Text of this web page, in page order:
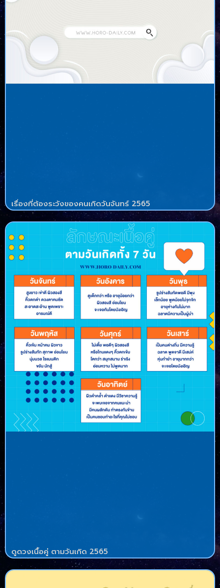
เรื่องที่ต้องระวังของคนเกิดวันจันทร์ 2565
ดูดวงเนื้อคู่ ตามวันเกิด 2565